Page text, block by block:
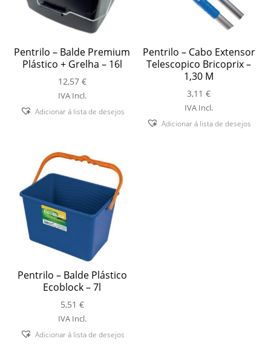
Pentrilo – Balde Premium
Plástico + Grelha – 16l
12,57 €
IVA Incl.
Adicionar á lista de desejos
Pentrilo – Cabo Extensor
Telescopico Bricoprix –
1,30 M
3,11€
IVA Incl.
Adicionar á lista de desejos
Pentrilo – Balde Plástico
Ecoblock – 7l
5,51 €
IVA Incl.
Adicionar á lista de desejos